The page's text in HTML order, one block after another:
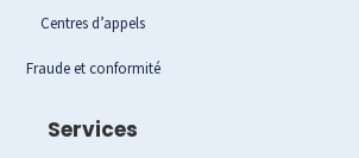
Centres d’appels
Fraude et conformité
Services